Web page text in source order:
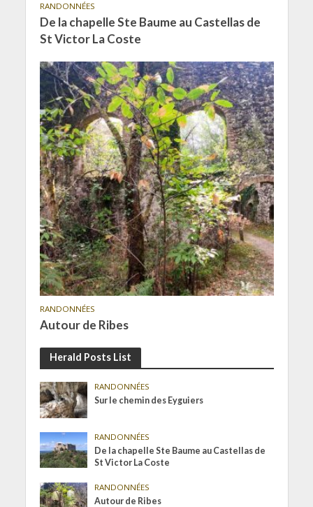
RANDONNÉES
De la chapelle Ste Baume au Castellas de
St Victor La Coste
RANDONNÉES
Autour de Ribes
Herald Posts List
RANDONNÉES
Sur le chemin des Eyguiers
RANDONNÉES
De la chapelle Ste Baume au Castellas de
St Victor La Coste
RANDONNÉES
Autour de Ribes